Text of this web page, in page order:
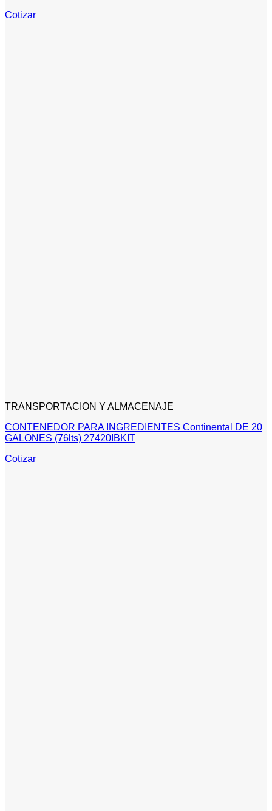
Cotizar
TRANSPORTACION Y ALMACENAJE
CONTENEDOR PARA INGREDIENTES Continental DE 20
GALONES (76lts) 27420IBKIT
Cotizar